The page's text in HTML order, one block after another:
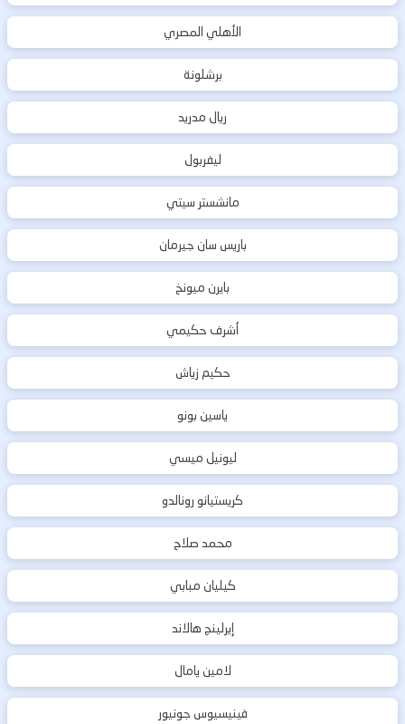
الأهلي المصري
برشلونة
ريال مدريد
ليفربول
مانشستر سيتي
باريس سان جيرمان
بايرن ميونخ
أشرف حكيمي
حكيم زياش
ياسين بونو
ليونيل ميسي
كريستيانو رونالدو
محمد صلاح
كيليان مبابي
إيرلينج هالاند
لامين يامال
فينيسيوس جونيور